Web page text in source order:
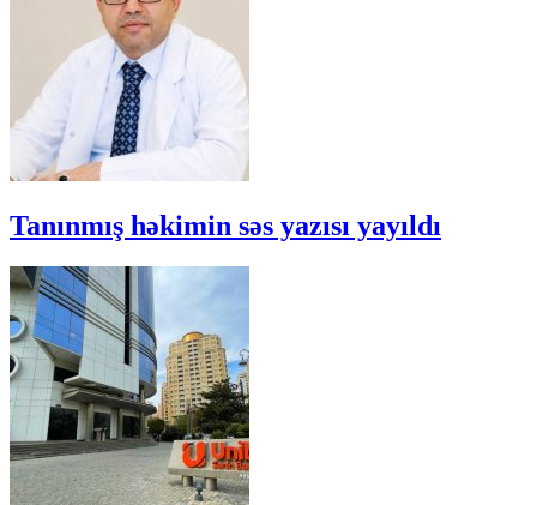
Tanınmış həkimin səs yazısı yayıldı